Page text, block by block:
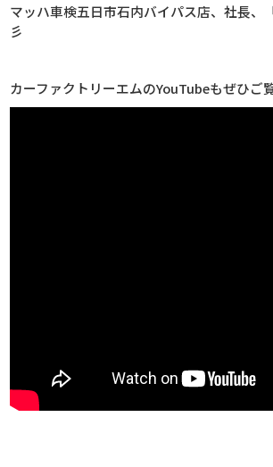
マッハ車検五日市石内バイパス店、社長、
彡
カーファクトリーエムのYouTubeもぜひご